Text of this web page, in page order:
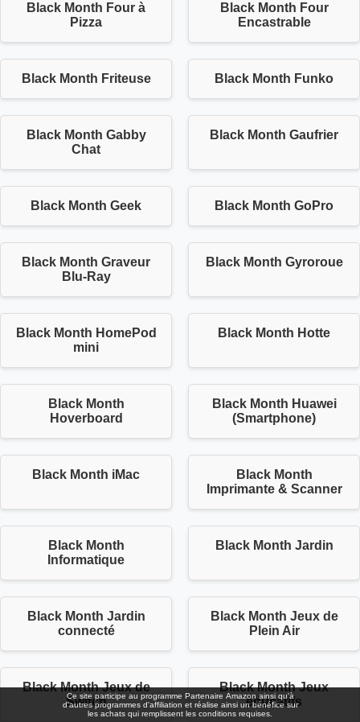
Black Month Four à
Pizza
Black Month Four
Encastrable
Black Month Friteuse Black Month Funko
Black Month Gabby
Chat
Black Month Gaufrier
Black Month Geek Black Month GoPro
Black Month Graveur
Blu-Ray
Black Month Gyroroue
Black Month HomePod
mini
Black Month Hotte
Black Month
Hoverboard
Black Month Huawei
(Smartphone)
Black Month iMac
Black Month
Imprimante & Scanner
Black Month
Informatique
Black Month Jardin
Black Month Jardin
connecté
Black Month Jeux de
Plein Air
Black Month Jeux de
Switch
Black Month Jeux
éducatifs
Ce site participe au programme Partenaire Αmazοn ainsi qu'à
d'autres programmes d'affiliation et réalise ainsi un bénéfice sur
les achats qui remplissent les conditions requises.